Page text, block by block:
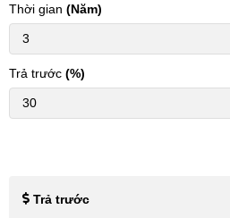
Thời gian (Năm)
Trả trước (%)
Trả trước